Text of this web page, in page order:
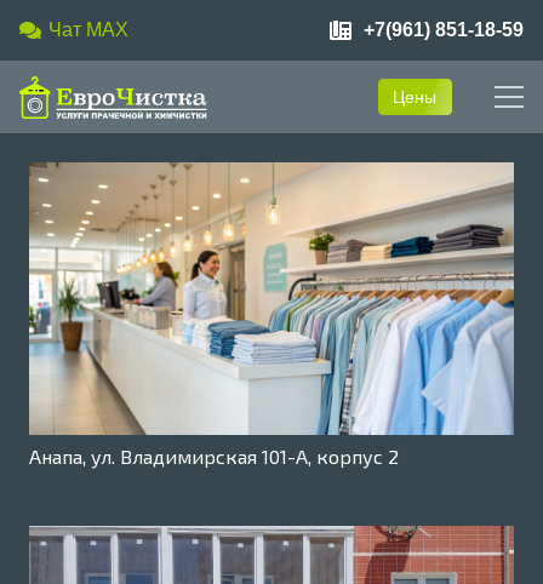
Чат MAX +7(961) 851-18-59
Цены
Анапа, ул. Владимирская 101-А, корпус 2